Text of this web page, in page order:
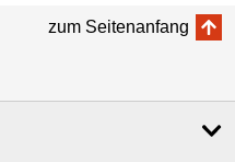
zum Seitenanfang